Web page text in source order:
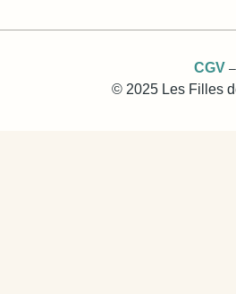
CGV –
© 2025 Les Filles